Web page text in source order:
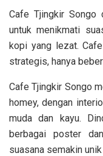
Cafe Tjingkir Songo
untuk menikmati
kopi yang lezat.
strategis, hanya
Cafe Tjingkir Songo
homey, dengan
muda dan kayu.
berbagai poster
suasana semakin